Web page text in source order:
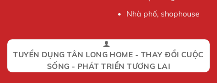
Nhà phố, shophouse
TUYỂN DỤNG TÂN LONG HOME - THAY ĐỔI CUỘC
SỐNG - PHÁT TRIỂN TƯƠNG LAI